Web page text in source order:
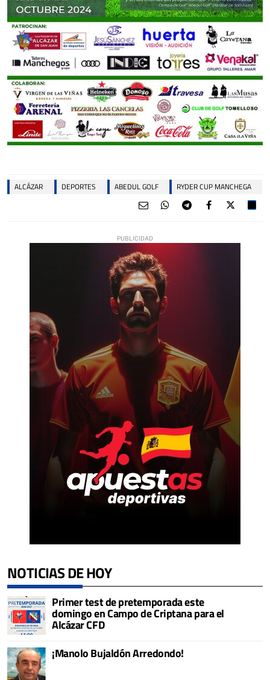
ALCÁZAR DEPORTES ABEDUL GOLF RYDER CUP MANCHEGA
NOTICIAS DE HOY
Primer test de pretemporada este
domingo en Campo de Criptana para el
Alcázar CFD
¡Manolo Bujaldón Arredondo!